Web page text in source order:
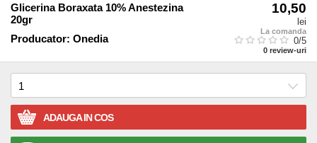
Glicerina Boraxata 10% Anestezina
20gr
Producator: Onedia
10,50
lei
La comanda
0/5
0 review-uri
ADAUGA IN COS